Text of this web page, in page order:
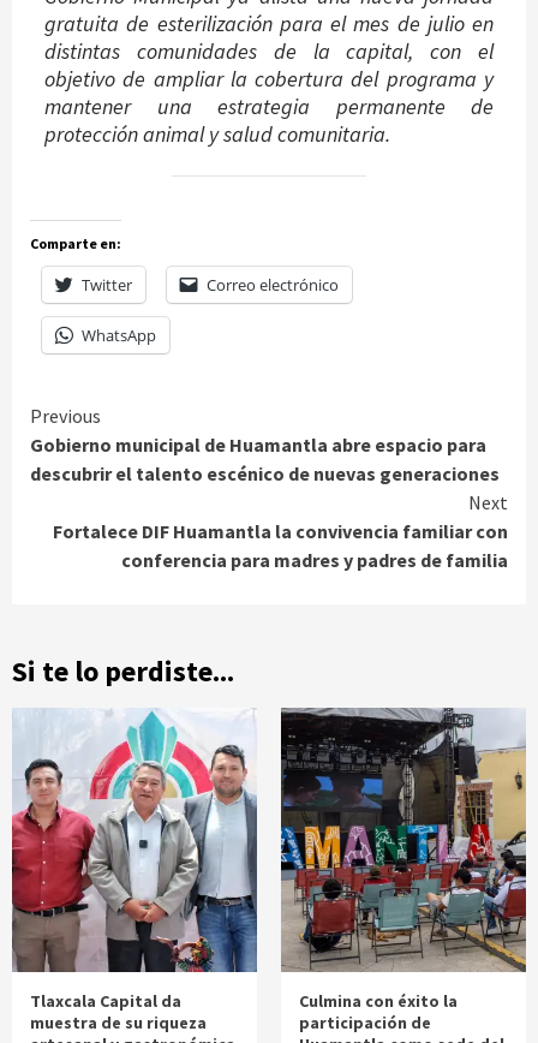
gratuita de esterilización para el mes de julio en
distintas comunidades de la capital, con el
objetivo de ampliar la cobertura del programa y
mantener una estrategia permanente de
protección animal y salud comunitaria.
Comparte en:
Twitter Correo electrónico
WhatsApp
Continue
Reading
Previous
Gobierno municipal de Huamantla abre espacio para
descubrir el talento escénico de nuevas generaciones
Next
Fortalece DIF Huamantla la convivencia familiar con
conferencia para madres y padres de familia
Si te lo perdiste...
Tlaxcala Capital da
muestra de su riqueza
Culmina con éxito la
participación de